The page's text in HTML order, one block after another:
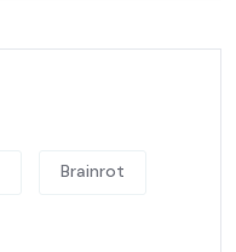
Brainrot